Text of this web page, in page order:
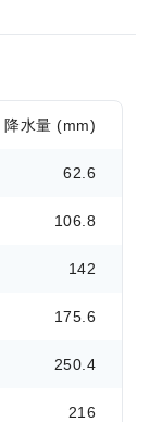
降水量 (mm)
62.6
106.8
142
175.6
250.4
216